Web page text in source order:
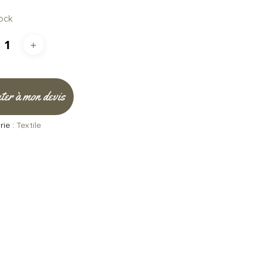
à mon devis
: Textile